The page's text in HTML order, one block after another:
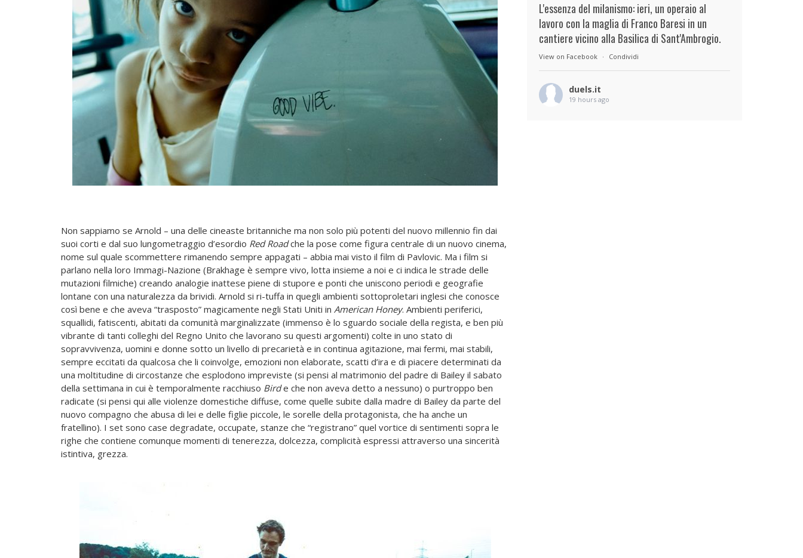
Non sappiamo se Arnold – una delle cineaste britanniche ma non solo più potenti del nuovo millennio fin dai
suoi corti e dal suo lungometraggio d’esordio Red Roadche la pose come figura centrale di un nuovo cinema,
nome sul quale scommettere rimanendo sempre appagati – abbia mai visto il film di Pavlovic. Ma i film si
parlano nella loro Immagi-Nazione (Brakhage è sempre vivo, lotta insieme a noi e ci indica le strade delle
mutazioni filmiche) creando analogie inattese piene di stupore e ponti che uniscono periodi e geografie
lontane con una naturalezza da brividi. Arnold si ri-tuffa in quegli ambienti sottoproletari inglesi che conosce
così bene e che aveva “trasposto” magicamente negli Stati Uniti in American Honey. Ambienti periferici,
squallidi, fatiscenti, abitati da comunità marginalizzate (immenso è lo sguardo sociale della regista, e ben più
vibrante di tanti colleghi del Regno Unito che lavorano su questi argomenti) colte in uno stato di
sopravvivenza, uomini e donne sotto un livello di precarietà e in continua agitazione, mai fermi, mai stabili,
sempre eccitati da qualcosa che li coinvolge, emozioni non elaborate, scatti d’ira e di piacere determinati da
una moltitudine di circostanze che esplodono impreviste (si pensi al matrimonio del padre di Bailey il sabato
della settimana in cui è temporalmente racchiuso Birde che non aveva detto a nessuno) o purtroppo ben
radicate (si pensi qui alle violenze domestiche diffuse, come quelle subite dalla madre di Bailey da parte del
nuovo compagno che abusa di lei e delle figlie piccole, le sorelle della protagonista, che ha anche un
fratellino). I set sono case degradate, occupate, stanze che “registrano” quel vortice di sentimenti sopra le
righe che contiene comunque momenti di tenerezza, dolcezza, complicità espressi attraverso una sincerità
istintiva, grezza.
L'essenza del milanismo: ieri, un operaio al
lavoro con la maglia di Franco Baresi in un
cantiere vicino alla Basilica di Sant'Ambrogio.
View on Facebook · Condividi
duels.it
19 hours ago